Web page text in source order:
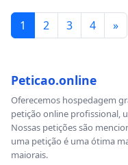
1 2 3 4 »
Peticao.online
Oferecemos hospedagem
petição online profissional,
Nossas petições são
uma petição é uma ótima
maiorais.